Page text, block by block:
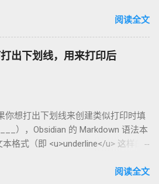
像Wagan、Comfier这些牌子，加热快
用的时候简单到爆。插上车载
开长途都不冷。我在卡尔加里雪天开
省油又暖和。搭配个方向盘套，手
停车后收好垫子，别让雪水弄湿，
论坛也有二手交易，20加币能淘好
拿大华人冬天开车暖呼呼，赶紧入
阅读全文
出下划线，用来打印后
你想打出下划线来创建类似打印时填
），Obsidian 的 Markdown 语法本
格式（即 <u>underline</u> 这样的
方法 1：使用下划线字符 直接输入连
阅读全文